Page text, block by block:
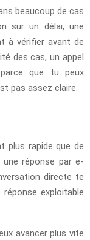
beaucoup de cas
sur un délai, une
à vérifier avant de
des cas, un appel
que tu peux
pas assez claire.
plus rapide que de
une réponse par e-
directe te
exploitable
avancer plus vite